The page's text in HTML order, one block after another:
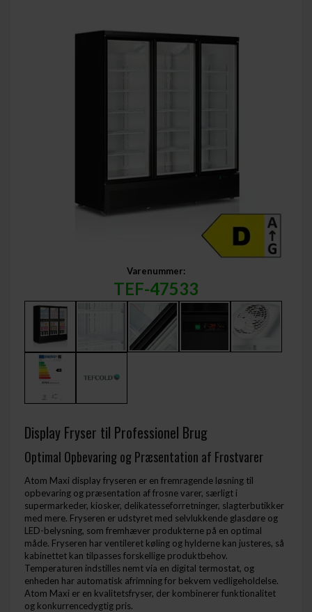
Varenummer:
TEF-47533
Display Fryser til Professionel Brug
Optimal Opbevaring og Præsentation af Frostvarer
Atom Maxi display fryseren er en fremragende løsning til
opbevaring og præsentation af frosne varer, særligt i
supermarkeder, kiosker, delikatesseforretninger, slagterbutikker
med mere. Fryseren er udstyret med selvlukkende glasdøre og
LED-belysning, som fremhæver produkterne på en optimal
måde. Fryseren har ventileret køling og hylderne kan justeres, så
kabinettet kan tilpasses forskellige produktbehov.
Temperaturen indstilles nemt via en digital termostat, og
enheden har automatisk afrimning for bekvem vedligeholdelse.
Atom Maxi er en kvalitetsfryser, der kombinerer funktionalitet
og konkurrencedygtig pris.